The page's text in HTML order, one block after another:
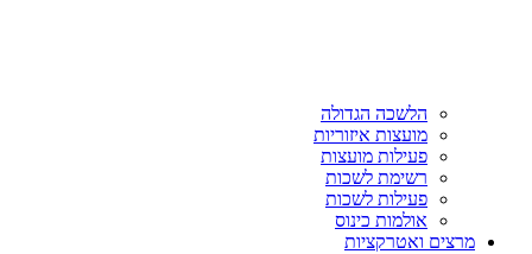
הלשכה הגדולה
מועצות איזוריות
פעילות מועצות
רשימת לשכות
פעילות לשכות
אולמות כינוס
מרצים ואטרקציות